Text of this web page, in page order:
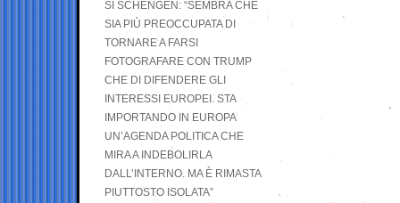
SI SCHENGEN: “SEMBRA CHE
SIA PIÙ PREOCCUPATA DI
TORNARE A FARSI
FOTOGRAFARE CON TRUMP
CHE DI DIFENDERE GLI
INTERESSI EUROPEI. STA
IMPORTANDO IN EUROPA
UN’AGENDA POLITICA CHE
MIRA A INDEBOLIRLA
DALL’INTERNO. MA È RIMASTA
PIUTTOSTO ISOLATA”